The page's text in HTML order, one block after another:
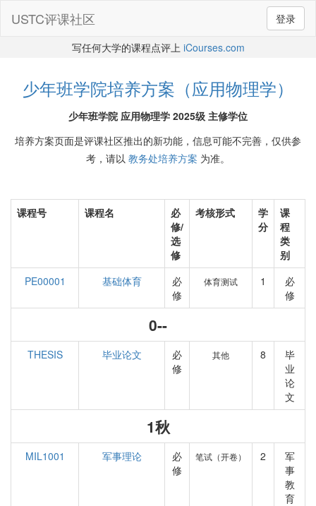
登录
USTC评课社区
写任何大学的课程点评上 iCourses.com
少年班学院培养方案（应用物理学）
少年班学院 应用物理学 2025级 主修学位
培养方案页面是评课社区推出的新功能，信息可能不完善，仅供参
考，请以 教务处培养方案 为准。
课程号 课程名
必
修/
选
修
考核形式
学
分
课
程
类
别
PE00001
基础体育
必
修
体育测试 1
必
修
0--
THESIS 毕业论文
必
修
其他 8
毕
业
论
文
1秋
MIL1001 军事理论
必
修
笔试（开卷） 2
军
事
教
育